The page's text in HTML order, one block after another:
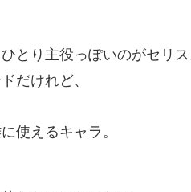
とり主役っぽいのがセリス
だけれど、
使えるキャラ。